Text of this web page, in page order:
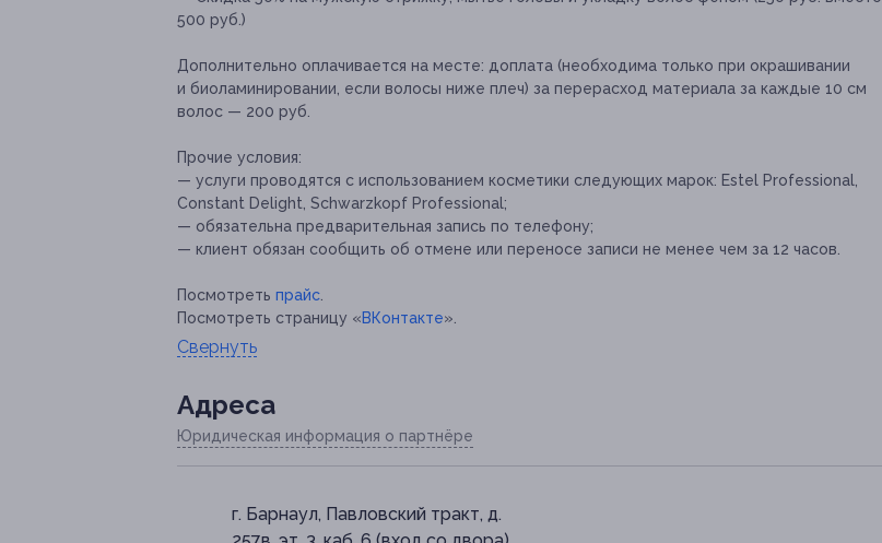
500 руб.)
Дополнительно оплачивается на месте: доплата (необходима только при окрашивании
и биоламинировании, если волосы ниже плеч) за перерасход материала за каждые 10 см
волос — 200 руб.
Прочие условия:
— услуги проводятся с использованием косметики следующих марок: Estel Professional,
Constant Delight, Schwarzkopf Professional;
— обязательна предварительная запись по телефону;
— клиент обязан сообщить об отмене или переносе записи не менее чем за 12 часов.
Посмотреть прайс
Посмотреть страницу «ВКонтакте».
Свернуть
Адресa
Юридическая информация о партнёре
г. Барнаул, Павловский тракт, д.